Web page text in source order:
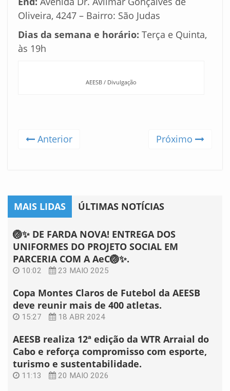
Oliveira, 4247 – Bairro: São Judas
Dias da semana e horário: Terça e Quinta,
às 19h
AEESB / Divulgação
Anterior Próximo
MAIS LIDAS ÚLTIMAS NOTÍCIAS
🏐✨ DE FARDA NOVA! ENTREGA DOS
UNIFORMES DO PROJETO SOCIAL EM
PARCERIA COM A AeC🏐✨.
10:02 23 MAIO 2025
Copa Montes Claros de Futebol da AEESB
deve reunir mais de 400 atletas.
15:27 18 ABR 2024
AEESB realiza 12ª edição da WTR Arraial do
Cabo e reforça compromisso com esporte,
turismo e sustentabilidade.
11:13 20 MAIO 2026